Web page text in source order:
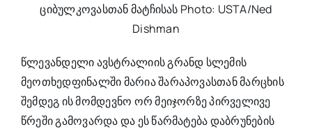
ციბულკოვასთან მატჩისას Photo: USTA/Ned
Dishman
წლევანდელი ავსტრალიის გრანდ სლემის
მეოთხედფინალში მარია შარაპოვასთან მარცხის
შემდეგ ის მომდევნო ორ მეიჯორზე პირველივე
წრეში გამოვარდა და ეს წარმატება დაბრუნების